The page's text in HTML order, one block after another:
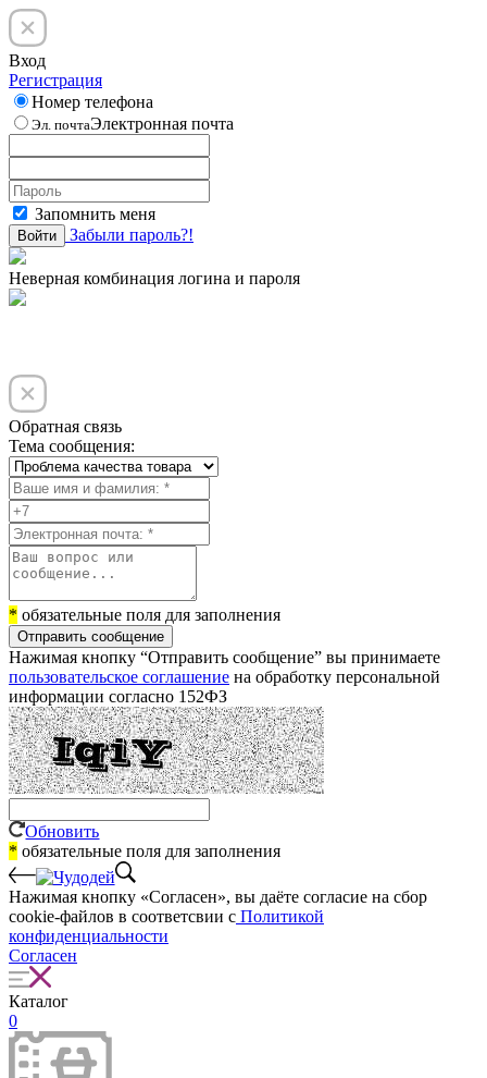
Вход
Регистрация
Номер телефона
Эл. почтаЭлектронная почта
Запомнить меня
Войти Забыли пароль?!
Неверная комбинация логина и пароля
Обратная связь
Тема сообщения:
* обязательные поля для заполнения
Отправить сообщение
Нажимая кнопку “Отправить сообщение” вы принимаете
пользовательское соглашение на обработку персональной
информации согласно 152ФЗ
Обновить
* обязательные поля для заполнения
Нажимая кнопку «Согласен», вы даёте cогласие на сбор
cookie-файлов в соответсвии с Политикой
конфиденциальности
Согласен
Каталог
0